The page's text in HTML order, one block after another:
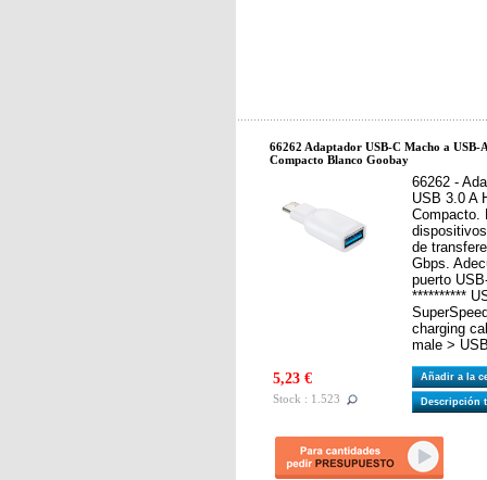
66262 Adaptador USB-C Macho a USB-
Compacto Blanco Goobay
66262 -
USB 3.0 A
Compacto.
de
Gbps.
puerto
**********
charging
male >
5,23 €
Stock : 1.523
Añadir a la
Descripción